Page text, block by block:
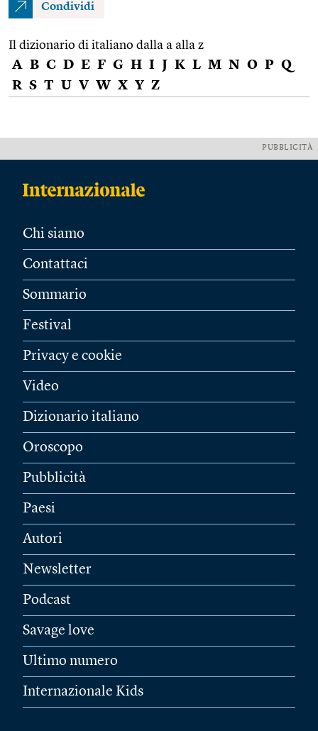
Condividi
Il dizionario di italiano dalla a alla z
A B C D E F G H I J K L M N O P Q
R S T U V W X Y Z
PUBBLICITÀ
Chi siamo
Contattaci
Sommario
Festival
Privacy e cookie
Video
Dizionario italiano
Oroscopo
Pubblicità
Paesi
Autori
Newsletter
Podcast
Savage love
Ultimo numero
Internazionale Kids